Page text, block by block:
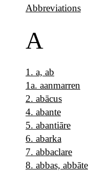
Abbreviations
A
1 . a, ab
1a. aanmarren
2. abācus
4. abante
5. abantiāre
6. abarka
7. abbaclare
8. abbas, abbāte